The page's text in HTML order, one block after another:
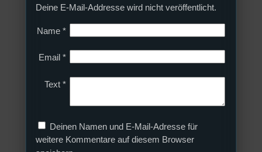
Deine E-Mail-Addresse wird nicht veröffentlicht.
Name *
Email *
Text *
Deinen Namen und E-Mail-Adresse für
weitere Kommentare auf diesem Browser